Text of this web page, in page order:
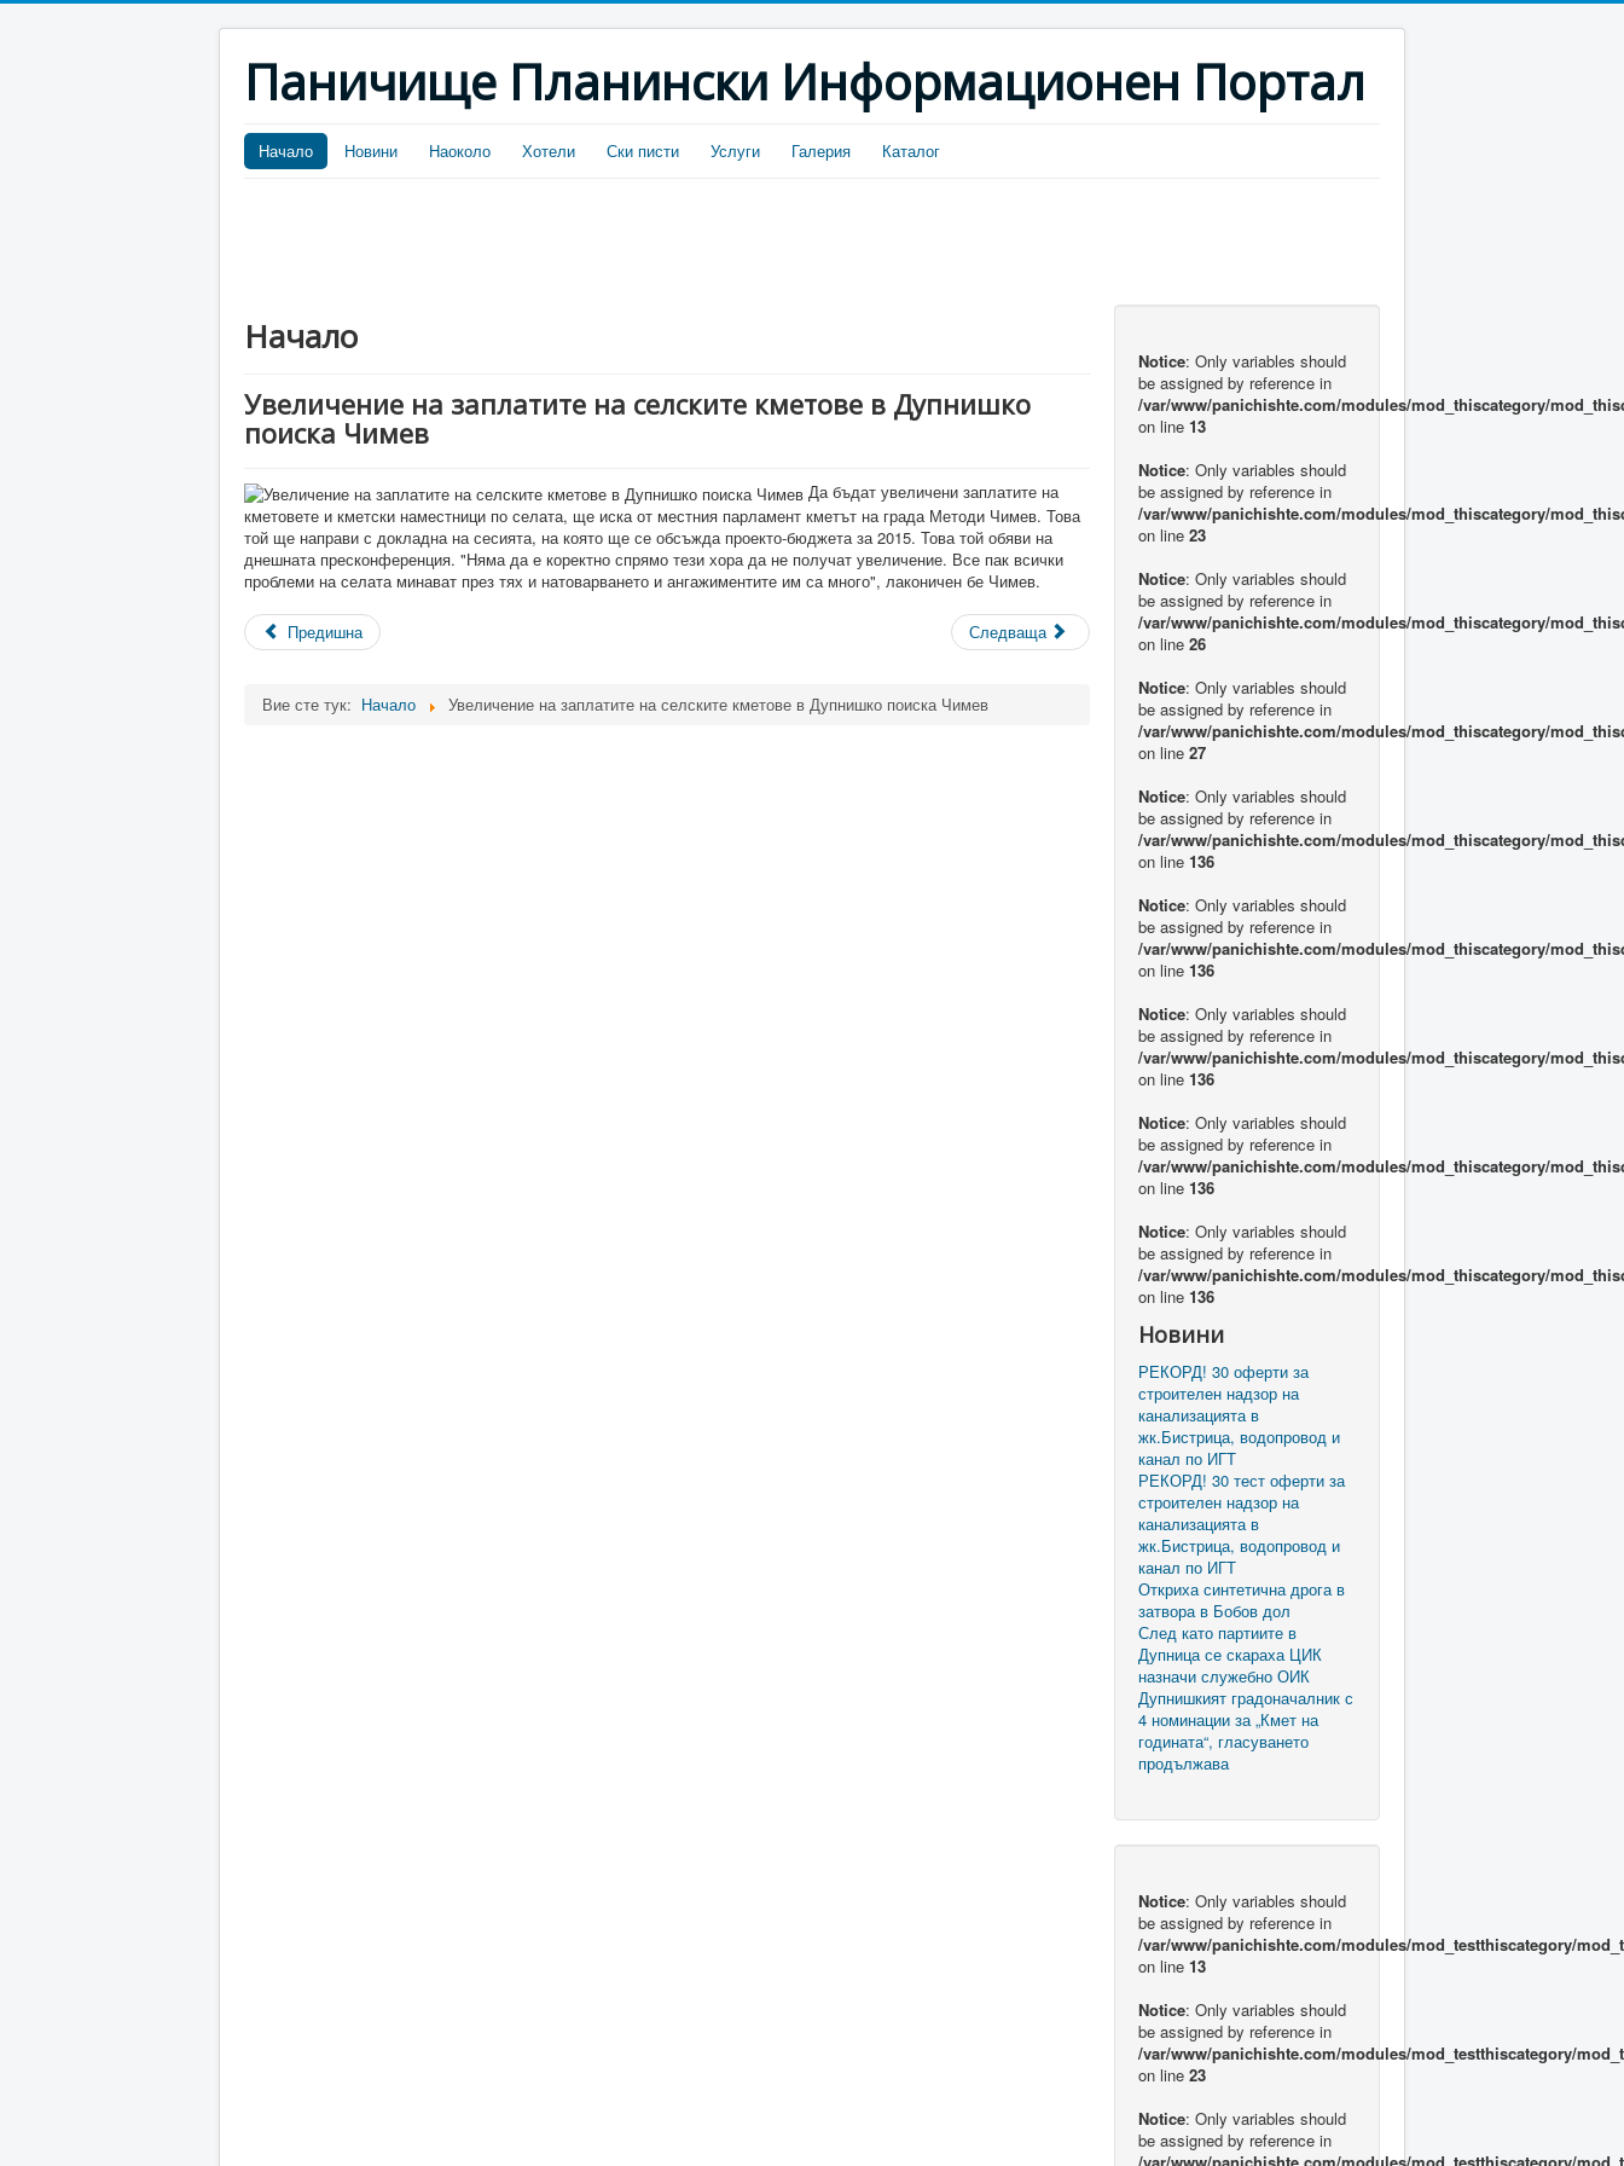
Паничище Планински Информационен Портал
Начало Новини Наоколо Хотели Ски писти Услуги Галерия Каталог
Начало
Увеличение на заплатите на селските кметове в Дупнишко
поиска Чимев
Да бъдат увеличени заплатите на
кметовете и кметски наместници по селата, ще иска от местния парламент кметът на града Методи Чимев. Това
той ще направи с докладна на сесията, на която ще се обсъжда проекто-бюджета за 2015. Това той обяви на
днешната пресконференция. "Няма да е коректно спрямо тези хора да не получат увеличение. Все пак всички
проблеми на селата минават през тях и натоварването и ангажиментите им са много", лаконичен бе Чимев.
Предишна Следваща
Вие сте тук: Начало Увеличение на заплатите на селските кметове в Дупнишко поиска Чимев
Notice: Only variables should
be assigned by reference in
/var/www/panichishte.com/modules/mod_thiscategory/
on line 13
Notice: Only variables should
be assigned by reference in
/var/www/panichishte.com/modules/mod_thiscategory/
on line 23
Notice: Only variables should
be assigned by reference in
/var/www/panichishte.com/modules/mod_thiscategory/
on line 26
Notice: Only variables should
be assigned by reference in
/var/www/panichishte.com/modules/mod_thiscategory/
on line 27
Notice: Only variables should
be assigned by reference in
/var/www/panichishte.com/modules/mod_thiscategory/
on line 136
Notice: Only variables should
be assigned by reference in
/var/www/panichishte.com/modules/mod_thiscategory/
on line 136
Notice: Only variables should
be assigned by reference in
/var/www/panichishte.com/modules/mod_thiscategory/
on line 136
Notice: Only variables should
be assigned by reference in
/var/www/panichishte.com/modules/mod_thiscategory/
on line 136
Notice: Only variables should
be assigned by reference in
/var/www/panichishte.com/modules/mod_thiscategory/
on line 136
Новини
РЕКОРД! 30 оферти за
строителен надзор на
канализацията в
жк.Бистрица, водопровод и
канал по ИГТ
РЕКОРД! 30 тест оферти за
строителен надзор на
канализацията в
жк.Бистрица, водопровод и
канал по ИГТ
Откриха синтетична дрога в
затвора в Бобов дол
След като партиите в
Дупница се скараха ЦИК
назначи служебно ОИК
Дупнишкият градоначалник с
4 номинации за „Кмет на
годината“, гласуването
продължава
Notice: Only variables should
be assigned by reference in
/var/www/panichishte.com/modules/mod_testthiscategory/
on line 13
Notice: Only variables should
be assigned by reference in
/var/www/panichishte.com/modules/mod_testthiscategory/
on line 23
Notice: Only variables should
be assigned by reference in